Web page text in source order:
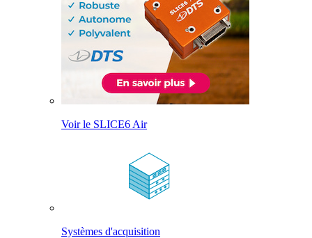
Voir le SLICE6 Air
Systèmes d'acquisition